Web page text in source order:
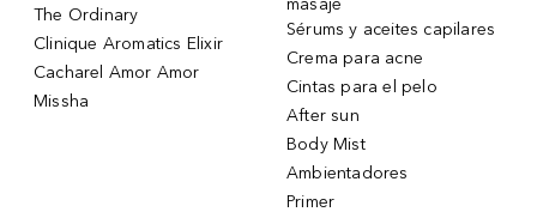
The Ordinary
Clinique Aromatics Elixir
Cacharel Amor Amor
Missha
masaje
Sérums y aceites capilares
Crema para acne
Cintas para el pelo
After sun
Body Mist
Ambientadores
Primer